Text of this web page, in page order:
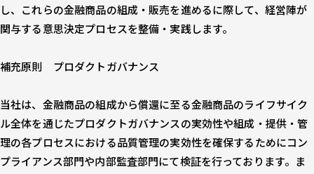
し、これらの金融商品の組成・販売を進めるに際して、経営陣が
関与する意思決定プロセスを整備・実践します。
補充原則 プロダクトガバナンス
当社は、金融商品の組成から償還に至る金融商品のライフサイク
ル全体を通じたプロダクトガバナンスの実効性や組成・提供・管
理の各プロセスにおける品質管理の実効性を確保するためにコン
プライアンス部門や内部監査部門にて検証を行っております。ま